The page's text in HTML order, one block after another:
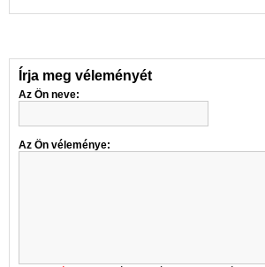
Írja meg véleményét
Az Ön neve:
Az Ön véleménye: